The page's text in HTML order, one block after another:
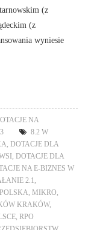
to
jest w
(z
(z
NA
DOTACJE DLA
NA E-BIZNES W